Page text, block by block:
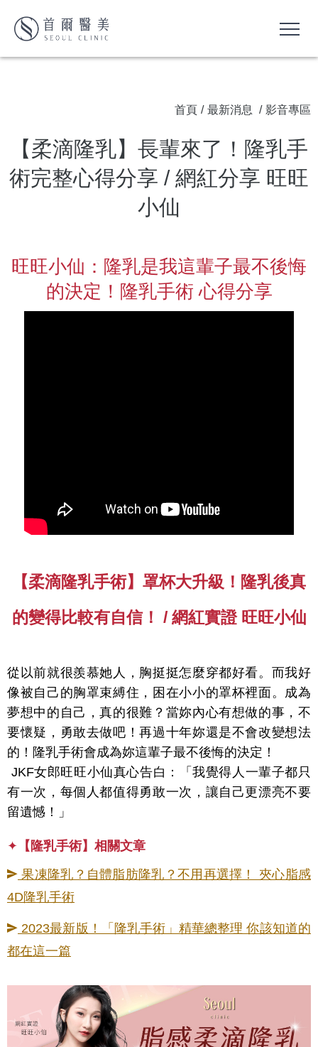
【柔滴隆乳】長輩來了！隆乳手
術完整心得分享 / 網紅分享 旺旺
小仙
首頁 / 最新消息 / 影音專區
旺旺小仙：隆乳是我這輩子最不後悔
的決定！隆乳手術 心得分享
【柔滴隆乳手術】罩杯大升級！隆乳後真
的變得比較有自信！ / 網紅實證 旺旺小仙
從以前就很羨慕她人，胸挺挺怎麼穿都好看。而我好
像被自己的胸罩束縛住，困在小小的罩杯裡面。成為
夢想中的自己，真的很難？當妳內心有想做的事，不
要懷疑，勇敢去做吧！再過十年妳還是不會改變想法
的！隆乳手術會成為妳這輩子最不後悔的決定！
JKF女郎旺旺小仙真心告白：「我覺得人一輩子都只
有一次，每個人都值得勇敢一次，讓自己更漂亮不要
留遺憾！」
✦ 【隆乳手術】相關文章
果凍隆乳？自體脂肪隆乳？不用再選擇！ 夾心脂感
4D隆乳手術
2023最新版！「隆乳手術」精華總整理 你該知道的
都在這一篇